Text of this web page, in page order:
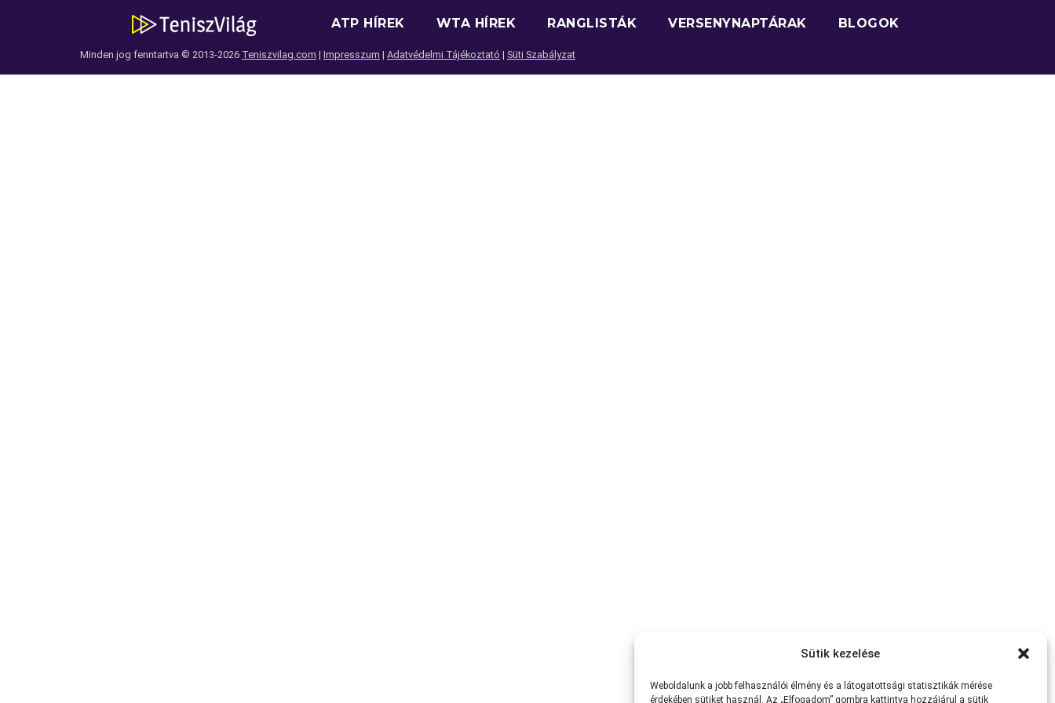
Sütik kezelése
Weboldalunk a jobb felhasználói élmény és a látogatottsági statisztikák mérése
érdekében sütiket használ. Az „Elfogadom” gombra kattintva hozzájárul a sütik
ATP HÍREK WTA HÍREK RANGLISTÁK VERSENYNAPTÁRAK BLOGOK
Minden jog fenntartva © 2013-2026 Teniszvilag.com | Impresszum | Adatvédelmi Tájékoztató | Süti Szabályzat